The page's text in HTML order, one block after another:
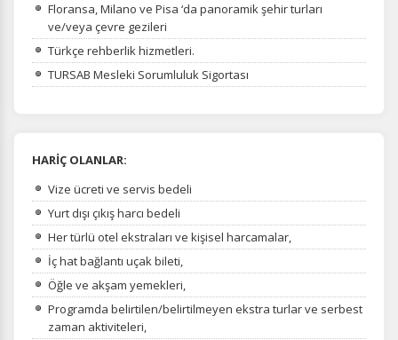
Floransa, Milano ve Pisa ‘da panoramik şehir turları
ve/veya çevre gezileri
Türkçe rehberlik hizmetleri.
TURSAB Mesleki Sorumluluk Sigortası
HARİÇ OLANLAR:
Vize ücreti ve servis bedeli
Yurt dışı çıkış harcı bedeli
Her türlü otel ekstraları ve kişisel harcamalar,
İç hat bağlantı uçak bileti,
Öğle ve akşam yemekleri,
Programda belirtilen/belirtilmeyen ekstra turlar ve serbest
zaman aktiviteleri,